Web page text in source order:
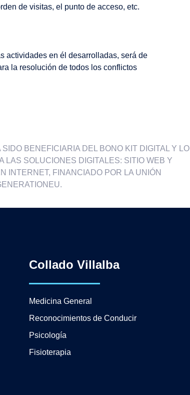
de visitas, el punto de acceso, etc.
actividades en él desarrolladas, será de
la resolución de todos los conflictos
SIDO BENEFICIARIA DEL BONO KIT DIGITAL Y LO
LAS SOLUCIONES DIGITALES: SITIO WEB Y
INTERNET, FINANCIADO POR LA UNIÓN
Collado Villalba
Medicina General
Reconocimientos de Conducir
Psicología
Fisioterapia